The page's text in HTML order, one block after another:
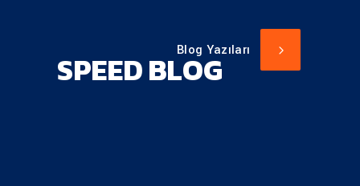
SPEED BLOG
Blog Yazıları